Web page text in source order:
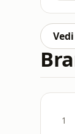
1